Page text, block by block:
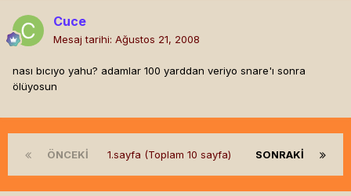
Cuce
Mesaj tarihi: Ağustos 21, 2008
nası bıcıyo yahu? adamlar 100 yarddan veriyo snare'ı sonra
ölüyosun
ÖNCEKI SONRAKI
1.sayfa (Toplam 10 sayfa)